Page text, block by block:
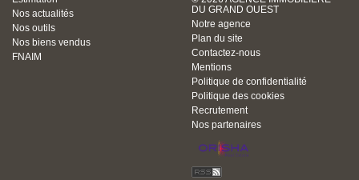
Nos actualités
Nos outils
Nos biens vendus
FNAIM
DU GRAND OUEST
Notre agence
Plan du site
Contactez-nous
Mentions
Politique de confidentialité
Politique des cookies
Recrutement
Nos partenaires